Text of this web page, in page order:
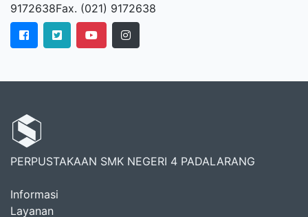
9172638Fax. (021) 9172638
PERPUSTAKAAN SMK NEGERI 4 PADALARANG
Informasi
Layanan